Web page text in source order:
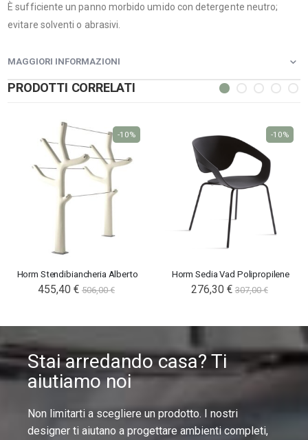
È sufficiente un panno morbido umido con detergente neutro;
evitare solventi o abrasivi.
MAGGIORI INFORMAZIONI
PRODOTTI CORRELATI
Horm Stendibiancheria Alberto
455,40 € 506,00 €
-10%
Horm Sedia Vad Polipropilene
276,30 € 307,00 €
-10%
Stai arredando casa? Ti
aiutiamo noi
Non limitarti a scegliere un prodotto. I nostri
designer ti aiutano a progettare ambienti completi,